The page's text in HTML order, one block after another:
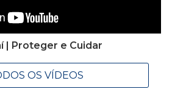
| Proteger e Cuidar
OS VÍDEOS